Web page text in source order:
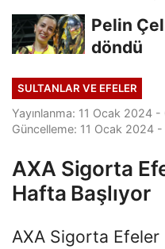
Pelin
döndü
SULTANLAR VE EFELER
Yayınlanma: 11 Ocak 2024
Güncelleme: 11 Ocak 2024
AXA Sigorta
Hafta Başlıyor
AXA Sigorta Efeler